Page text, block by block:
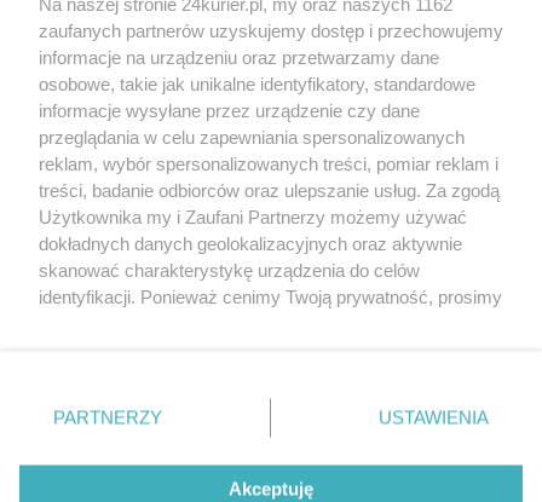
Porażające dane o wyłudzeniach VAT. „Ukradli”
nam autostrady
POGODA
16℃
Zobacz prognozę na 3 dni
Copyright © 2022 Kurier Szczeciński sp. z o.o.
Wszelkie prawa zastrzeżone
Nota wydawnicza
Nota prawna
zaufanych partnerów uzyskujemy dostęp i przechowujemy
informacje na urządzeniu oraz przetwarzamy dane
osobowe, takie jak unikalne identyfikatory, standardowe
informacje wysyłane przez urządzenie czy dane
przeglądania w celu zapewniania spersonalizowanych
reklam, wybór spersonalizowanych treści, pomiar reklam i
treści, badanie odbiorców oraz ulepszanie usług. Za zgodą
Użytkownika my i Zaufani Partnerzy możemy używać
dokładnych danych geolokalizacyjnych oraz aktywnie
skanować charakterystykę urządzenia do celów
identyfikacji. Ponieważ cenimy Twoją prywatność, prosimy
prywatności znajdujący się w lewym dolnym rogu strony
. Niektóre rodzaje przetwarzania danych nie wymagają
takiemu przetwarzaniu. Preferencje będą miały
PARTNERZY USTAWIENIA
Akceptuję